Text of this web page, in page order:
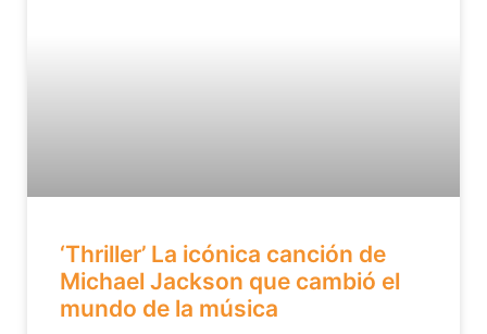
‘Thriller’ La icónica canción de
Michael Jackson que cambió el
mundo de la música